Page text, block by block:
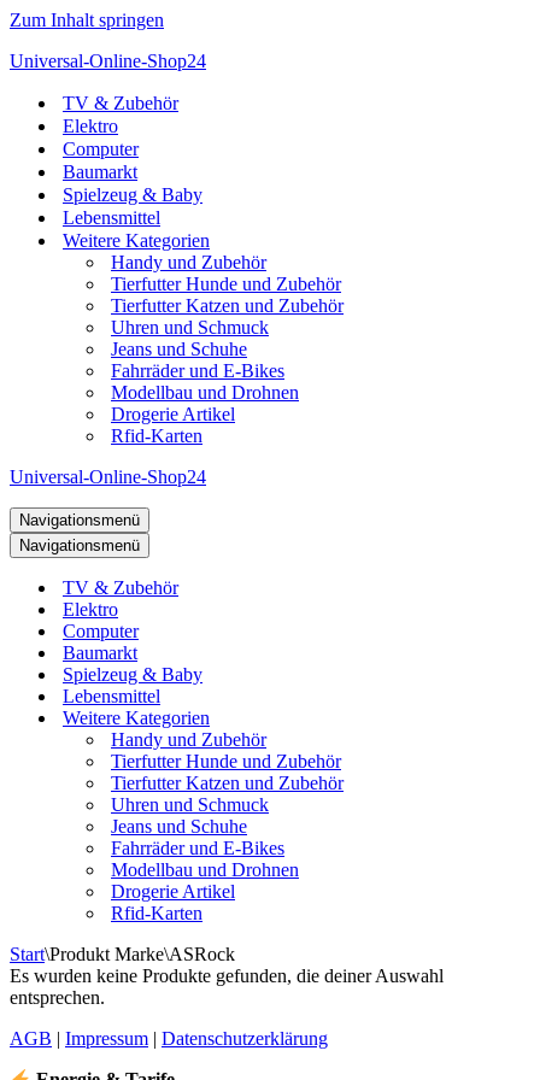
Zum Inhalt springen
Universal-Online-Shop24
TV & Zubehör
Elektro
Computer
Baumarkt
Spielzeug & Baby
Lebensmittel
Weitere Kategorien
Handy und Zubehör
Tierfutter Hunde und Zubehör
Tierfutter Katzen und Zubehör
Uhren und Schmuck
Jeans und Schuhe
Fahrräder und E-Bikes
Modellbau und Drohnen
Drogerie Artikel
Rfid-Karten
Universal-Online-Shop24
Navigationsmenü
Navigationsmenü
TV & Zubehör
Elektro
Computer
Baumarkt
Spielzeug & Baby
Lebensmittel
Weitere Kategorien
Handy und Zubehör
Tierfutter Hunde und Zubehör
Tierfutter Katzen und Zubehör
Uhren und Schmuck
Jeans und Schuhe
Fahrräder und E-Bikes
Modellbau und Drohnen
Drogerie Artikel
Rfid-Karten
Start\Produkt Marke\‎ASRock
Es wurden keine Produkte gefunden, die deiner Auswahl
entsprechen.
AGB | Impressum | Datenschutzerklärung